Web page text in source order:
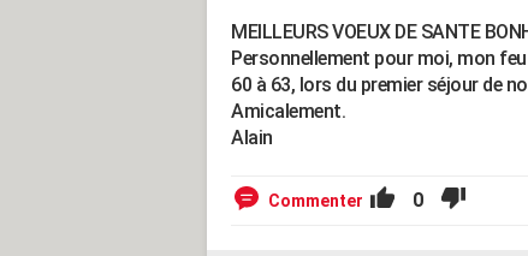
MEILLEURS VOEUX DE SANTE
Personnellement pour moi, mon
60 à 63, lors du premier séjour de
Amicalement.
Alain
Commenter 0